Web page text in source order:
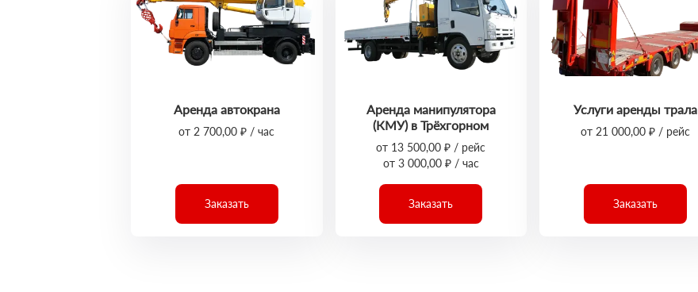
Аренда автокрана
от 2 700,00 ₽ / час
Заказать
Аренда манипулятора
(КМУ) в Трёхгорном
от 13 500,00 ₽ / рейс
от 3 000,00 ₽ / час
Заказать
Услуги аренды трала
от 21 000,00 ₽ / рейс
Заказать